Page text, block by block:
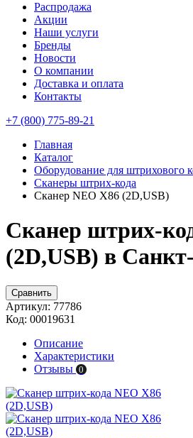
Распродажа
Акции
Наши услуги
Бренды
Новости
О компании
Доставка и оплата
Контакты
+7 (800) 775-89-21
Главная
Каталог
Оборудование для штрихового
Сканеры штрих-кода
Сканер NEO X86 (2D,USB)
Сканер штрих-
(2D,USB) в
Сравнить
Артикул: 77786
Код: 00019631
Описание
Характеристики
Отзывы 0